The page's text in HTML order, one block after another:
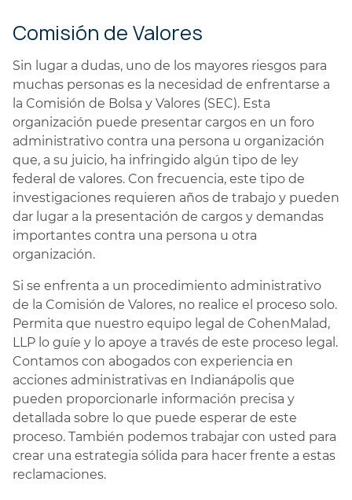
Comisión de Valores
Sin lugar a dudas, uno de los mayores riesgos para
muchas personas es la necesidad de enfrentarse a
la Comisión de Bolsa y Valores (SEC). Esta
organización puede presentar cargos en un foro
administrativo contra una persona u organización
que, a su juicio, ha infringido algún tipo de ley
federal de valores. Con frecuencia, este tipo de
investigaciones requieren años de trabajo y pueden
dar lugar a la presentación de cargos y demandas
importantes contra una persona u otra
organización.
Si se enfrenta a un procedimiento administrativo
de la Comisión de Valores, no realice el proceso solo.
Permita que nuestro equipo legal de CohenMalad,
LLP lo guíe y lo apoye a través de este proceso legal.
Contamos con abogados con experiencia en
acciones administrativas en Indianápolis que
pueden proporcionarle información precisa y
detallada sobre lo que puede esperar de este
proceso. También podemos trabajar con usted para
crear una estrategia sólida para hacer frente a estas
reclamaciones.